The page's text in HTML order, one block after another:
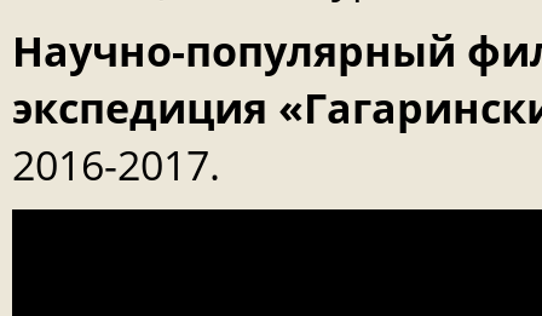
Научно-популярный
экспедиция
2016-2017.